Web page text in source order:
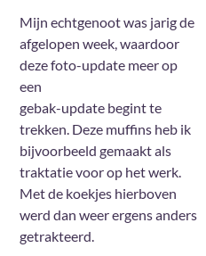
Mijn echtgenoot was jarig de
afgelopen week, waardoor
deze foto-update meer op
een
gebak-update begint te
trekken. Deze muffins heb ik
bijvoorbeeld gemaakt als
traktatie voor op het werk.
Met de koekjes hierboven
werd dan weer ergens anders
getrakteerd.